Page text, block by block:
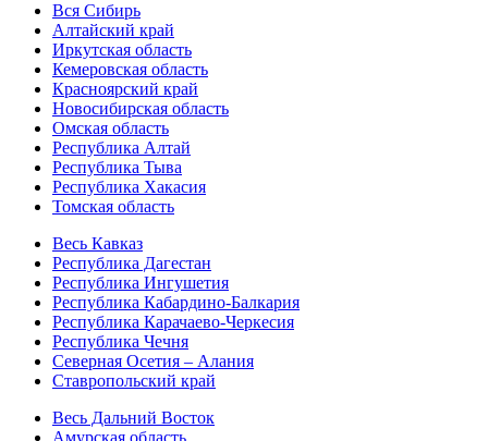
Вся Сибирь
Алтайский край
Иркутская область
Кемеровская область
Красноярский край
Новосибирская область
Омская область
Республика Алтай
Республика Тыва
Республика Хакасия
Томская область
Весь Кавказ
Республика Дагестан
Республика Ингушетия
Республика Кабардино-Балкария
Республика Карачаево-Черкесия
Республика Чечня
Северная Осетия – Алания
Ставропольский край
Весь Дальний Восток
Амурская область